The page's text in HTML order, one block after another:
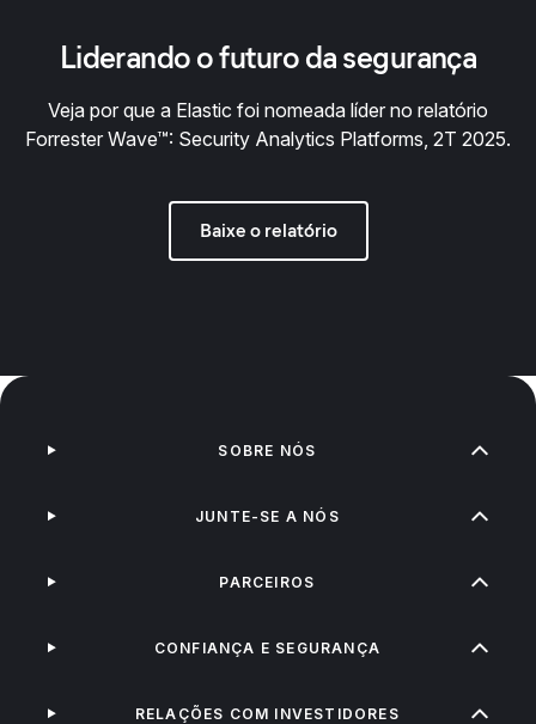
Liderando o futuro da segurança
Veja por que a Elastic foi nomeada líder no relatório
Forrester Wave™: Security Analytics Platforms, 2T 2025.
Baixe o relatório
SOBRE NÓS
JUNTE-SE A NÓS
PARCEIROS
CONFIANÇA E SEGURANÇA
RELAÇÕES COM INVESTIDORES